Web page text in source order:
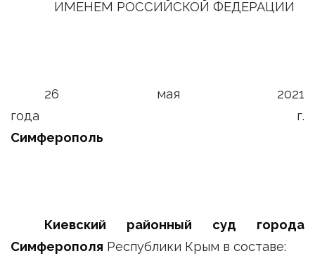
ИМЕНЕМ РОССИЙСКОЙ ФЕДЕРАЦИИ
26 мая 2021
года г.
Симферополь
Киевский районный суд города
Симферополя Республики Крым в составе: